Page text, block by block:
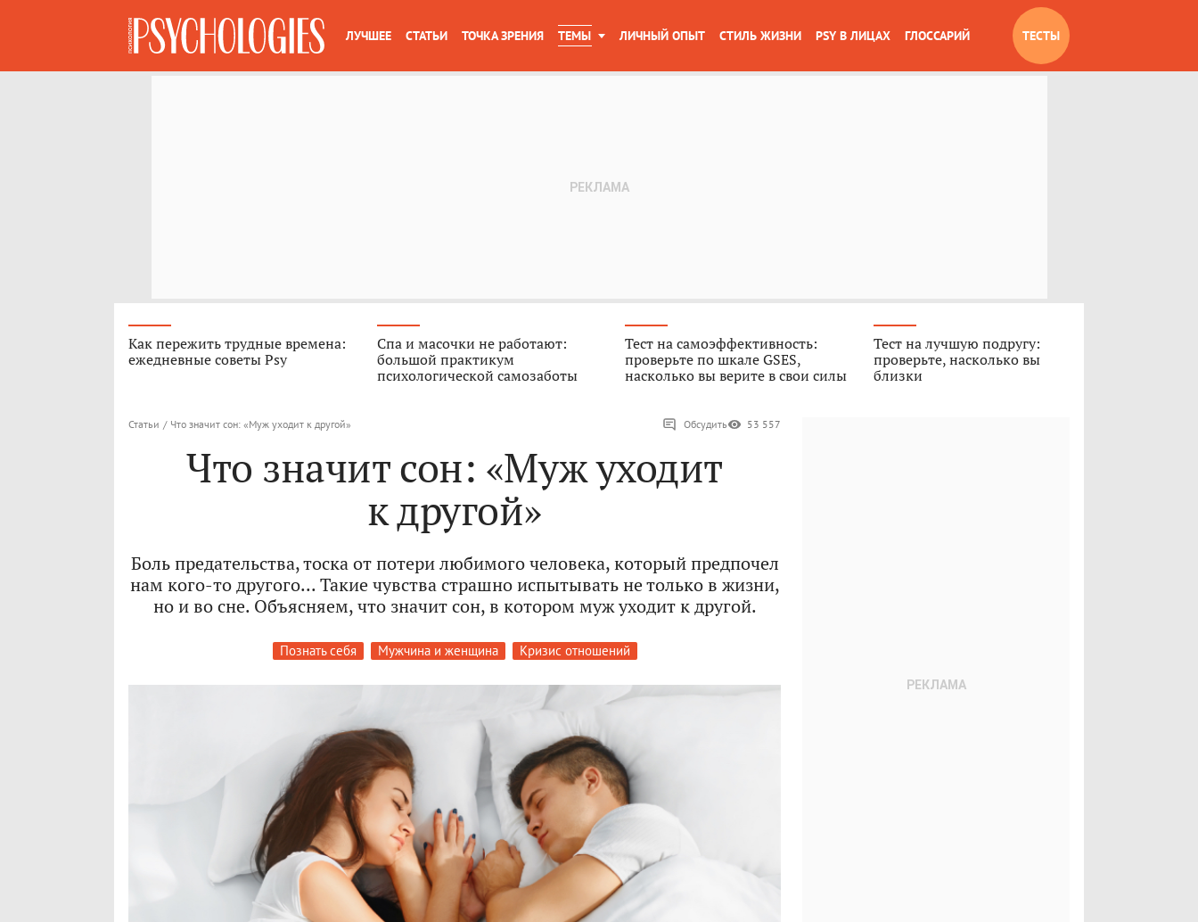
ЛУЧШЕЕ СТАТЬИ ТОЧКА ЗРЕНИЯ ТЕМЫ ЛИЧНЫЙ ОПЫТ СТИЛЬ ЖИЗНИ PSY В ЛИЦАХ ГЛОССАРИЙ ТЕСТЫ
Как пережить трудные времена:
ежедневные советы Psy
Спа и масочки не работают:
большой практикум
психологической самозаботы
Тест на самоэффективность:
проверьте по шкале GSES,
насколько вы верите в свои силы
Тест на лучшую подругу:
проверьте, насколько вы
близки
Статьи / Что значит сон: «Муж уходит к другой» Обсудить 53 557
Что значит сон: «Муж уходит
к другой»
Боль предательства, тоска от потери любимого человека, который предпочел
нам кого-то другого... Такие чувства страшно испытывать не только в жизни,
но и во сне. Объясняем, что значит сон, в котором муж уходит к другой.
Познать себя Мужчина и женщина Кризис отношений